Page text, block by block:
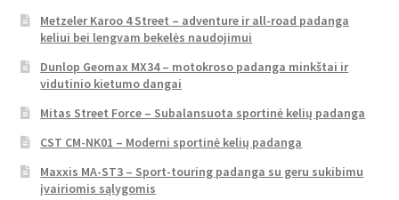
Metzeler Karoo 4 Street – adventure ir all-road padanga
keliui bei lengvam bekelės naudojimui
Dunlop Geomax MX34 – motokroso padanga minkštai ir
vidutinio kietumo dangai
Mitas Street Force – Subalansuota sportinė kelių padanga
CST CM-NK01 – Moderni sportinė kelių padanga
Maxxis MA-ST3 – Sport-touring padanga su geru sukibimu
įvairiomis sąlygomis